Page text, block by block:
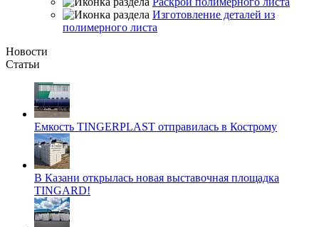
Изготовление деталей из
полимерного листа
Новости
Статьи
Емкость TINGERPLAST отправилась в Кострому
В Казани открылась новая выставочная площадка
TINGARD!